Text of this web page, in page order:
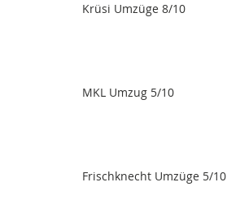
Krüsi Umzüge 8/10
MKL Umzug 5/10
Frischknecht Umzüge 5/10